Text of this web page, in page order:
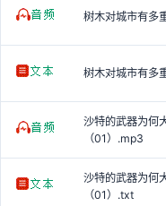
树木对城市有多
树木对城市有多
沙特的武器为何
（01）.mp3
沙特的武器为何
（01）.txt